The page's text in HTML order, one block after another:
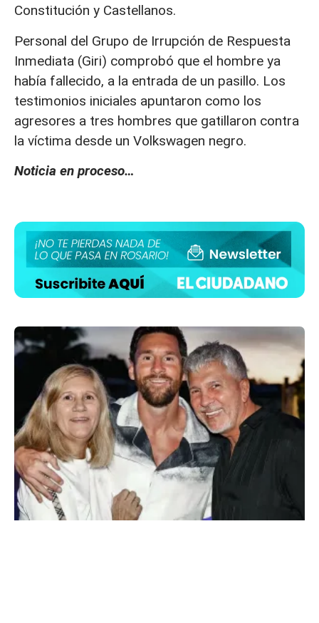
Constitución y Castellanos.
Personal del Grupo de Irrupción de Respuesta
Inmediata (Giri) comprobó que el hombre ya
había fallecido, a la entrada de un pasillo. Los
testimonios iniciales apuntaron como los
agresores a tres hombres que gatillaron contra
la víctima desde un Volkswagen negro.
Noticia en proceso…